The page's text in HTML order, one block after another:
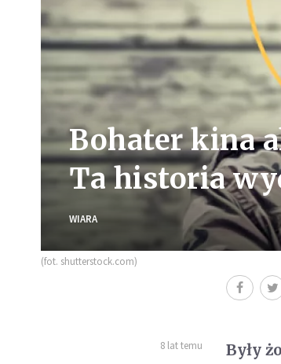
Bohater kina
Ta historia
WIARA
(fot. shutterstock.com)
8 lat temu
Były